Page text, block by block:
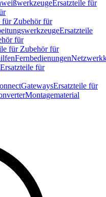
Ersatzteile für
für Zubehör für
Ersatzteile
für
für Zubehör für
Fernbedienungen
Ersatzteile für
GatewaysErsatzteile für
Montagematerial